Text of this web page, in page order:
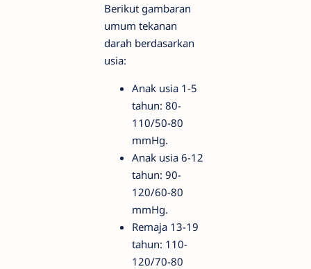
Berikut gambaran
umum tekanan
darah berdasarkan
usia:
Anak usia 1-5
tahun: 80-
110/50-80
mmHg.
Anak usia 6-12
tahun: 90-
120/60-80
mmHg.
Remaja 13-19
tahun: 110-
120/70-80